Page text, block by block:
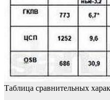
Таблица сравнительных